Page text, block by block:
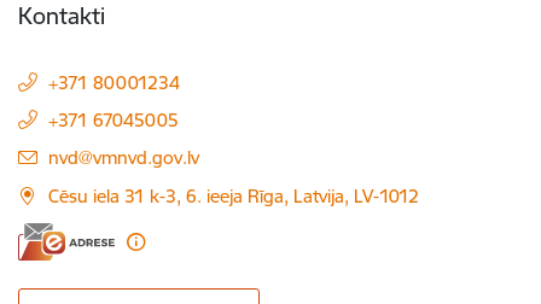
Kontakti
+371 80001234
+371 67045005
E-pasts:
nvd@vmnvd.gov.lv
Cēsu iela 31 k-3, 6. ieeja Rīga, Latvija, LV-1012